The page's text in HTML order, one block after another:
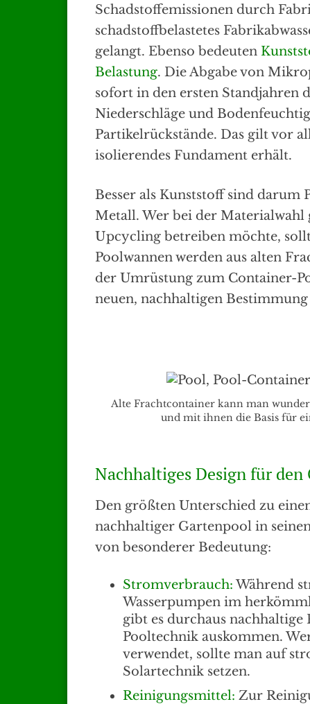
Schadstoffemissionen durch
schadstoffbelastetes
gelangt. Ebenso bedeuten
Belastung. Die Abgabe von
sofort in den ersten Standjahren
Niederschläge und
Partikelrückstände. Das gilt vor
isolierendes Fundament erhält.
Besser als Kunststoff sind
Metall. Wer bei der
Upcycling betreiben möchte,
Poolwannen werden aus alten
der Umrüstung zum Container-
neuen, nachhaltigen
Alte Frachtcontainer kann man
und mit ihnen die Basis für
Nachhaltiges Design für den
Den größten Unterschied zu
nachhaltiger Gartenpool in
von besonderer Bedeutung:
Stromverbrauch:Während
Wasserpumpen im
gibt es durchaus
Pooltechnik auskommen.
verwendet, sollte man auf
Solartechnik setzen.
Reinigungsmittel: Zur